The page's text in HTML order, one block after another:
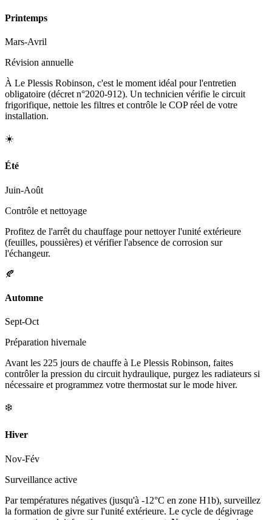
Printemps
Mars-Avril
Révision annuelle
À Le Plessis Robinson, c'est le moment idéal pour l'entretien
obligatoire (décret n°2020-912). Un technicien vérifie le circuit
frigorifique, nettoie les filtres et contrôle le COP réel de votre
installation.
☀️
Été
Juin-Août
Contrôle et nettoyage
Profitez de l'arrêt du chauffage pour nettoyer l'unité extérieure
(feuilles, poussières) et vérifier l'absence de corrosion sur
l'échangeur.
🍂
Automne
Sept-Oct
Préparation hivernale
Avant les 225 jours de chauffe à Le Plessis Robinson, faites
contrôler la pression du circuit hydraulique, purgez les radiateurs si
nécessaire et programmez votre thermostat sur le mode hiver.
❄️
Hiver
Nov-Fév
Surveillance active
Par températures négatives (jusqu'à -12°C en zone H1b), surveillez
la formation de givre sur l'unité extérieure. Le cycle de dégivrage